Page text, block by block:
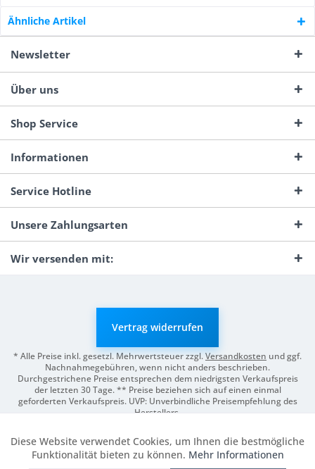
Ähnliche Artikel
Newsletter
Über uns
Shop Service
Informationen
Service Hotline
Unsere Zahlungsarten
Wir versenden mit:
Vertrag widerrufen
* Alle Preise inkl. gesetzl. Mehrwertsteuer zzgl.Versandkosten und ggf.
Nachnahmegebühren, wenn nicht anders beschrieben.
Durchgestrichene Preise entsprechen dem niedrigsten Verkaufspreis
der letzten 30 Tage. ** Preise beziehen sich auf einen einmal
geforderten Verkaufspreis. UVP: Unverbindliche Preisempfehlung des
Herstellers.
Funktionale Aktiv
Diese Website verwendet Cookies, um Ihnen die bestmögliche
Funktionalität bieten zu können. Mehr Informationen